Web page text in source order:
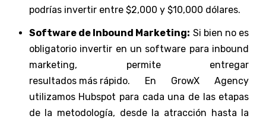
podrías invertir entre $2,000 y $10,000 dólares.
Software de Inbound Marketing: Si bien no es
obligatorio invertir en un software para inbound
marketing, permite entregar
resultados más rápido. En GrowX Agency
utilizamos Hubspot para cada una de las etapas
de la metodología, desde la atracción hasta la